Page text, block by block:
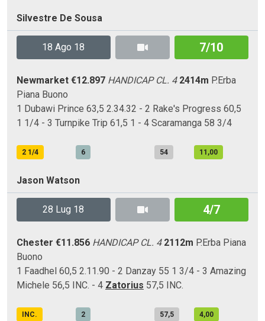
Silvestre De Sousa
18 Ago 18 7/10
Newmarket €12.897 HANDICAP CL. 4 2414m P.Erba
Piana Buono
1 Dubawi Prince 63,5 2.34.32 - 2 Rake's Progress 60,5
1 1/4 - 3 Turnpike Trip 61,5 1 - 4 Scaramanga 58 3/4
2 1/4 6 54 11,00
Jason Watson
28 Lug 18 4/7
Chester €11.856 HANDICAP CL. 4 2112m P.Erba Piana
Buono
1 Faadhel 60,5 2.11.90 - 2 Danzay 55 1 3/4 - 3 Amazing
Michele 56,5 INC. - 4 Zatorius 57,5 INC.
INC. 2 57,5 4,00